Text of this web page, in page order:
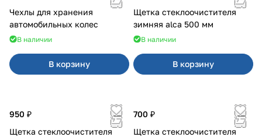
Чехлы для хранения
автомобильных колес
В наличии
В корзину
Щетка стеклоочистителя
зимняя alca 500 мм
В наличии
В корзину
950 ₽
Щетка стеклоочистителя
700 ₽
Щетка стеклоочистителя